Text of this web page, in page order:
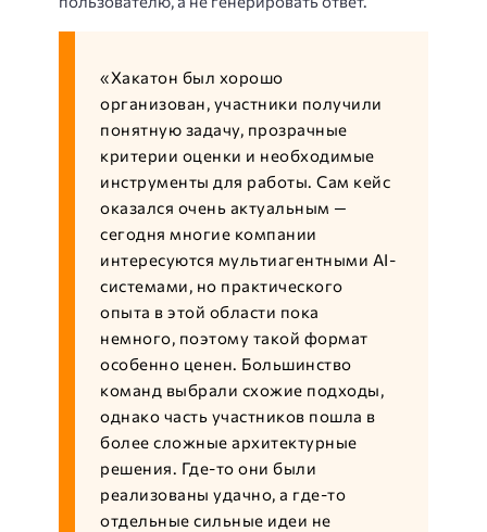
«Хакатон был хорошо
организован, участники получили
понятную задачу, прозрачные
критерии оценки и необходимые
инструменты для работы. Сам кейс
оказался очень актуальным —
сегодня многие компании
интересуются мультиагентными AI-
системами, но практического
опыта в этой области пока
немного, поэтому такой формат
особенно ценен. Большинство
команд выбрали схожие подходы,
однако часть участников пошла в
более сложные архитектурные
решения. Где-то они были
реализованы удачно, а где-то
отдельные сильные идеи не